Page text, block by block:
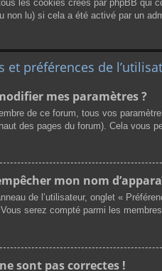
les cookies créés par phpBB qui
non lu) si cela a été activé par un
et préférences de
mes paramètres ?
de ce forum, tous vos
des pages du forum). Cela vous
mon nom
de l’utilisateur, onglet «
serez compté parmi les
sont pas correctes !